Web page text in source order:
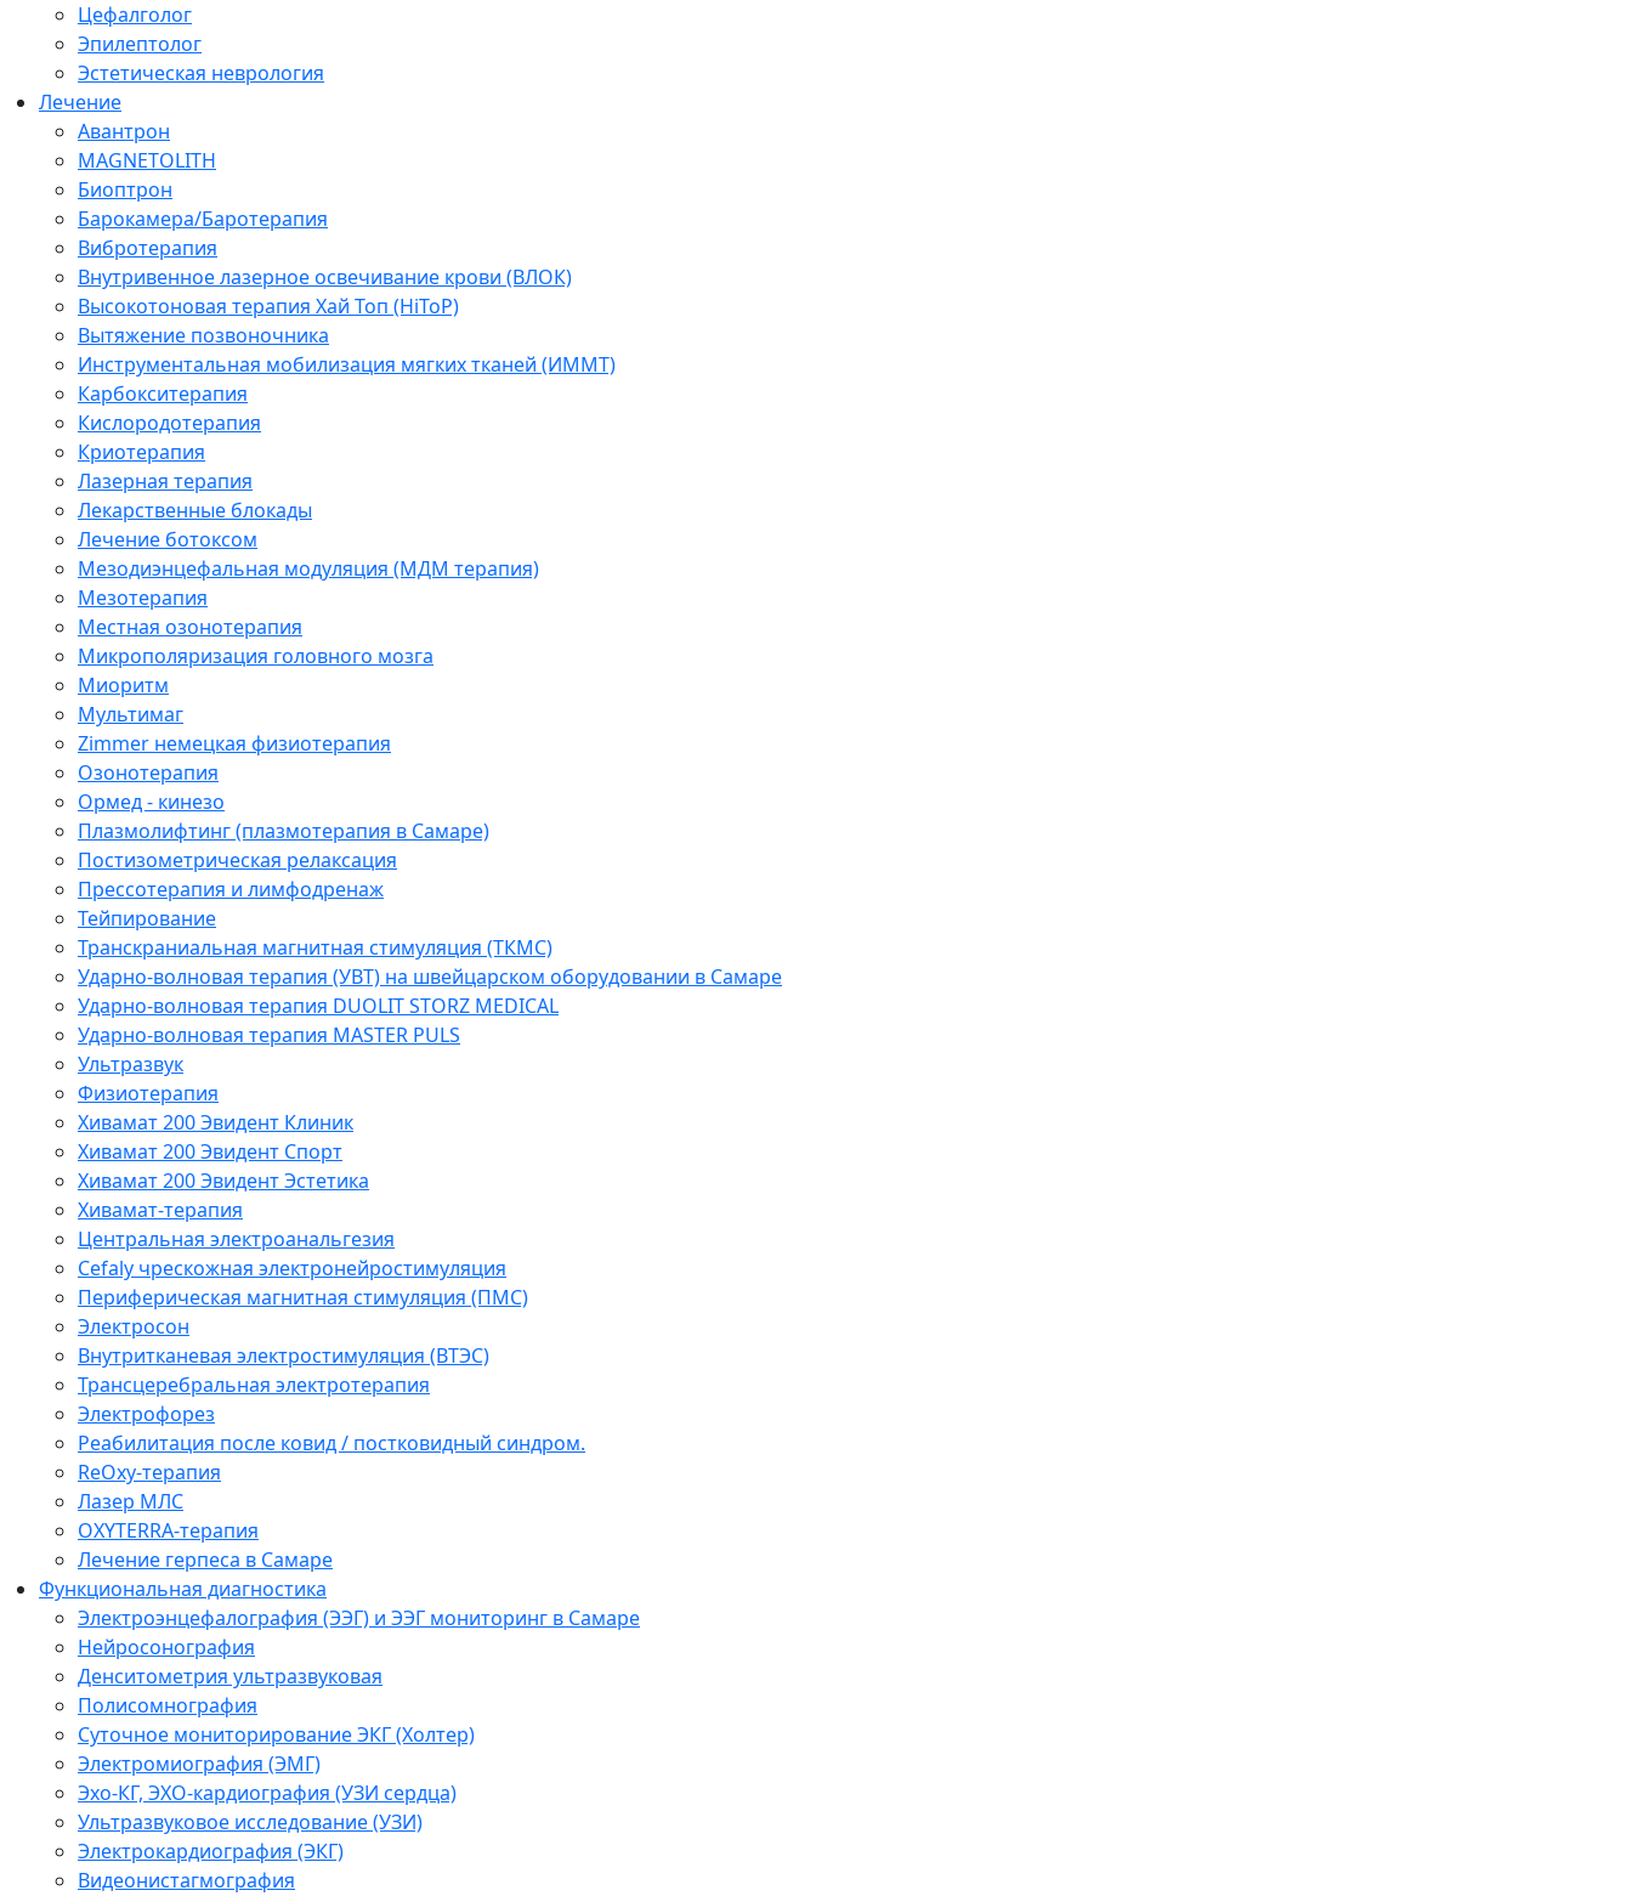
Цефалголог
Эпилептолог
Эстетическая неврология
Лечение
Авантрон
MAGNETOLITH
Биоптрон
Барокамера/Баротерапия
Вибротерапия
Внутривенное лазерное освечивание крови (ВЛОК)
Высокотоновая терапия Хай Топ (HiToP)
Вытяжение позвоночника
Инструментальная мобилизация мягких тканей (ИММТ)
Карбокситерапия
Кислородотерапия
Криотерапия
Лазерная терапия
Лекарственные блокады
Лечение ботоксом
Мезодиэнцефальная модуляция (МДМ терапия)
Мезотерапия
Местная озонотерапия
Микрополяризация головного мозга
Миоритм
Мультимаг
Zimmer немецкая физиотерапия
Озонотерапия
Ормед - кинезо
Плазмолифтинг (плазмотерапия в Самаре)
Постизометрическая релаксация
Прессотерапия и лимфодренаж
Тейпирование
Транскраниальная магнитная стимуляция (ТКМС)
Ударно-волновая терапия (УВТ) на швейцарском оборудовании в Самаре
Ударно-волновая терапия DUOLIT STORZ MEDICAL
Ударно-волновая терапия MASTER PULS
Ультразвук
Физиотерапия
Хивамат 200 Эвидент Клиник
Хивамат 200 Эвидент Спорт
Хивамат 200 Эвидент Эстетика
Хивамат-терапия
Центральная электроанальгезия
Cefaly чреcкожная электронейростимуляция
Периферическая магнитная стимуляция (ПМС)
Электросон
Внутритканевая электростимуляция (ВТЭС)
Трансцеребральная электротерапия
Электрофорез
Реабилитация после ковид / постковидный синдром.
ReOxy-терапия
Лазер МЛС
OXYTERRA-терапия
Лечение герпеса в Самаре
Функциональная диагностика
Электроэнцефалография (ЭЭГ) и ЭЭГ мониторинг в Самаре
Нейросонография
Денситометрия ультразвуковая
Полисомнография
Суточное мониторирование ЭКГ (Холтер)
Электромиография (ЭМГ)
Эхо-КГ, ЭХО-кардиография (УЗИ сердца)
Ультразвуковое исследование (УЗИ)
Электрокардиография (ЭКГ)
Видеонистагмография